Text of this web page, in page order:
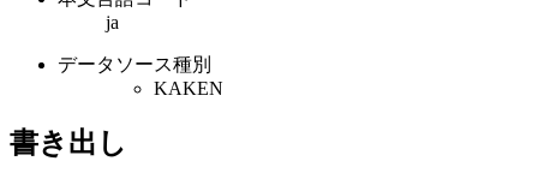
ja
データソース種別
KAKEN
書き出し